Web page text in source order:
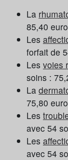
La
85,40
Les
forfait de
Les voies
soins :
La
75,80
Les
avec 54
Les
avec 54